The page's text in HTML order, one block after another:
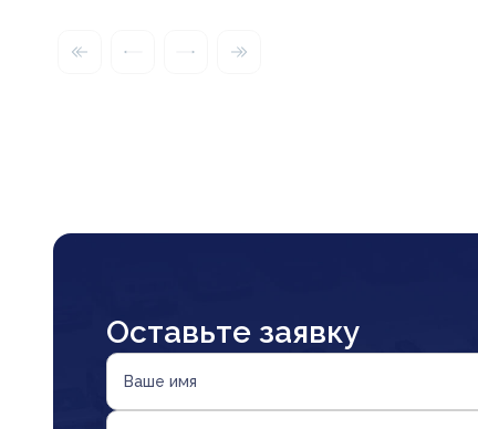
Оставьте заявку
Ваше имя